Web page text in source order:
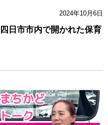
2024年10月6日
日市市内で開かれた保育